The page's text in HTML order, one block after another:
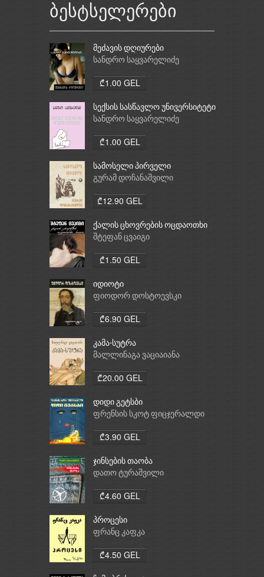
ბესტსელერები
მეძავის დღიურები
სანდრო საყვარელიძე
₾1.00 GEL
სექსის სასწავლო უნივერსიტეტი
სანდრო საყვარელიძე
₾1.00 GEL
სამოსელი პირველი
გურამ დოჩანაშვილი
₾12.90 GEL
ქალის ცხოვრების ოცდაოთხი
საათი
შტეფან ცვაიგი
₾1.50 GEL
იდიოტი
ფიოდორ დოსტოევსკი
₾6.90 GEL
კამა-სუტრა
მალლინაგა ვაციაიანა
₾20.00 GEL
დიდი გეტსბი
ფრენსის სკოტ ფიცჯერალდი
₾3.90 GEL
ჯინსების თაობა
დათო ტურაშვილი
₾4.60 GEL
პროცესი
ფრანც კაფკა
₾4.50 GEL